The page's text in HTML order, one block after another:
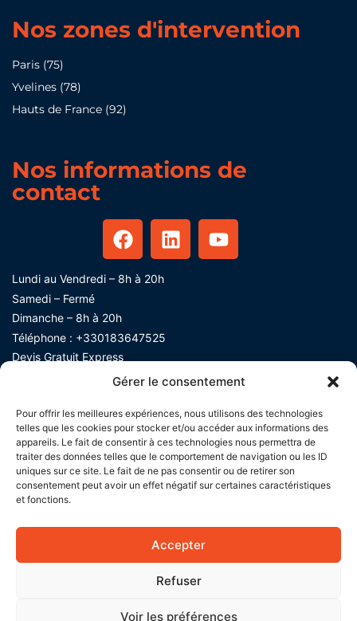
Gérer le consentement
Pour offrir les meilleures expériences, nous utilisons des technologies
telles que les cookies pour stocker et/ou accéder aux informations des
appareils. Le fait de consentir à ces technologies nous permettra de
traiter des données telles que le comportement de navigation ou les ID
uniques sur ce site. Le fait de ne pas consentir ou de retirer son
consentement peut avoir un effet négatif sur certaines caractéristiques
et fonctions.
Accepter
Refuser
Voir les préférences
Nos zones d'intervention
Paris (75)
Yvelines (78)
Hauts de France (92)
Nos informations de
contact
Lundi au Vendredi – 8h à 20h
Samedi – Fermé
Dimanche – 8h à 20h
Téléphone : +330183647525
Devis Gratuit Express​